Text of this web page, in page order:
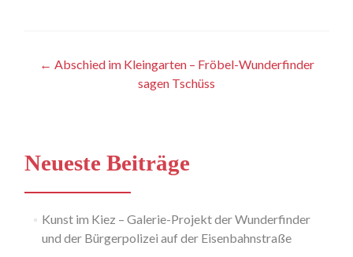
Artikel-
← Abschied im Kleingarten – Fröbel-Wunderfinder
sagen Tschüss
Neueste Beiträge
Kunst im Kiez – Galerie-Projekt der Wunderfinder
und der Bürgerpolizei auf der Eisenbahnstraße